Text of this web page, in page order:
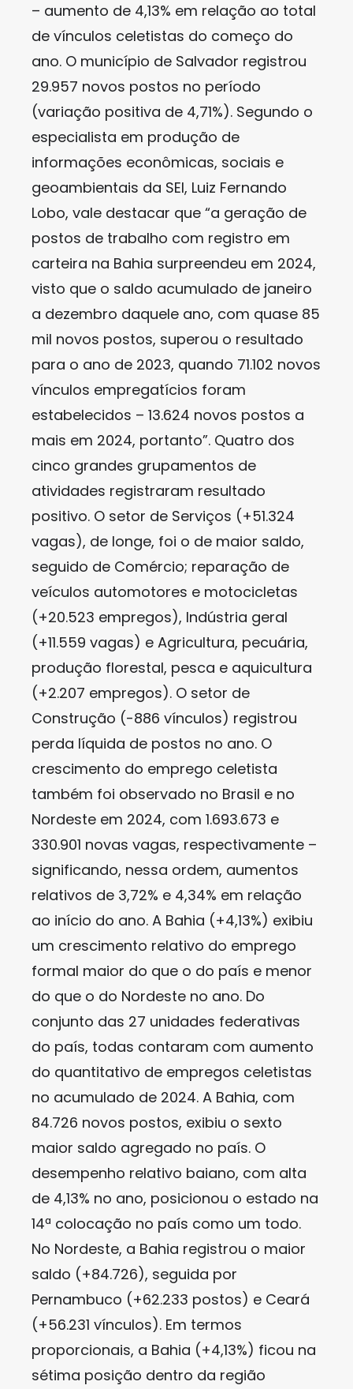
– aumento de 4,13% em relação ao total
de vínculos celetistas do começo do
ano. O município de Salvador registrou
29.957 novos postos no período
(variação positiva de 4,71%). Segundo o
especialista em produção de
informações econômicas, sociais e
geoambientais da SEI, Luiz Fernando
Lobo, vale destacar que “a geração de
postos de trabalho com registro em
carteira na Bahia surpreendeu em 2024,
visto que o saldo acumulado de janeiro
a dezembro daquele ano, com quase 85
mil novos postos, superou o resultado
para o ano de 2023, quando 71.102 novos
vínculos empregatícios foram
estabelecidos – 13.624 novos postos a
mais em 2024, portanto”. Quatro dos
cinco grandes grupamentos de
atividades registraram resultado
positivo. O setor de Serviços (+51.324
vagas), de longe, foi o de maior saldo,
seguido de Comércio; reparação de
veículos automotores e motocicletas
(+20.523 empregos), Indústria geral
(+11.559 vagas) e Agricultura, pecuária,
produção florestal, pesca e aquicultura
(+2.207 empregos). O setor de
Construção (-886 vínculos) registrou
perda líquida de postos no ano. O
crescimento do emprego celetista
também foi observado no Brasil e no
Nordeste em 2024, com 1.693.673 e
330.901 novas vagas, respectivamente –
significando, nessa ordem, aumentos
relativos de 3,72% e 4,34% em relação
ao início do ano. A Bahia (+4,13%) exibiu
um crescimento relativo do emprego
formal maior do que o do país e menor
do que o do Nordeste no ano. Do
conjunto das 27 unidades federativas
do país, todas contaram com aumento
do quantitativo de empregos celetistas
no acumulado de 2024. A Bahia, com
84.726 novos postos, exibiu o sexto
maior saldo agregado no país. O
desempenho relativo baiano, com alta
de 4,13% no ano, posicionou o estado na
14ª colocação no país como um todo.
No Nordeste, a Bahia registrou o maior
saldo (+84.726), seguida por
Pernambuco (+62.233 postos) e Ceará
(+56.231 vínculos). Em termos
proporcionais, a Bahia (+4,13%) ficou na
sétima posição dentro da região